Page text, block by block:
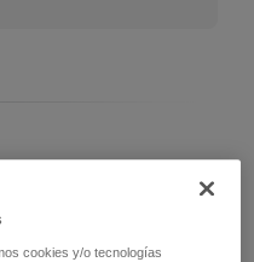
cookies y/o tecnologías